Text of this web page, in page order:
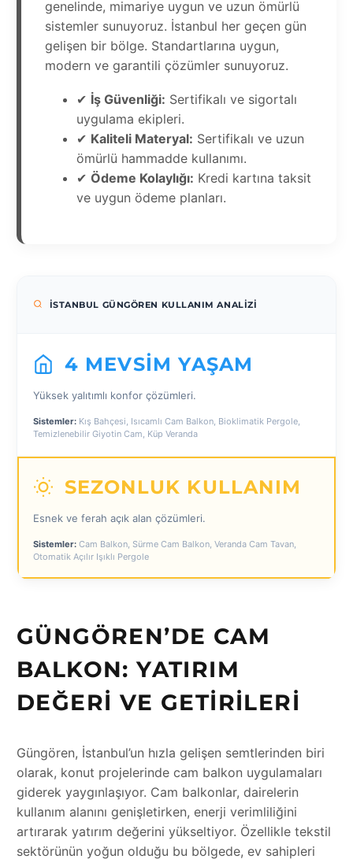
genelinde, mimariye uygun ve uzun ömürlü
sistemler sunuyoruz. İstanbul her geçen gün
gelişen bir bölge. Standartlarına uygun,
modern ve garantili çözümler sunuyoruz.
✔ İş Güvenliği: Sertifikalı ve sigortalı
uygulama ekipleri.
✔ Kaliteli Materyal: Sertifikalı ve uzun
ömürlü hammadde kullanımı.
✔ Ödeme Kolaylığı: Kredi kartına taksit
ve uygun ödeme planları.
İSTANBUL GÜNGÖREN KULLANIM ANALIZI
4 MEVSIM YAŞAM
Yüksek yalıtımlı konfor çözümleri.
Sistemler: Kış Bahçesi, Isıcamlı Cam Balkon, Bioklimatik Pergole,
Temizlenebilir Giyotin Cam, Küp Veranda
SEZONLUK KULLANIM
Esnek ve ferah açık alan çözümleri.
Sistemler: Cam Balkon, Sürme Cam Balkon, Veranda Cam Tavan,
Otomatik Açılır Işıklı Pergole
GÜNGÖREN’DE CAM
BALKON: YATIRIM
DEĞERI VE GETIRILERI
Güngören, İstanbul’un hızla gelişen semtlerinden biri
olarak, konut projelerinde cam balkon uygulamaları
giderek yaygınlaşıyor. Cam balkonlar, dairelerin
kullanım alanını genişletirken, enerji verimliliğini
artırarak yatırım değerini yükseltiyor. Özellikle tekstil
sektörünün yoğun olduğu bu bölgede, ev sahipleri